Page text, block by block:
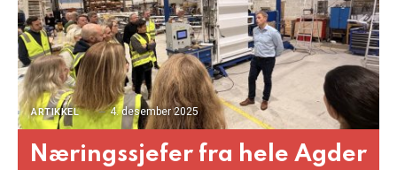
ARTIKKEL 4. desember 2025
Næringssjefer fra hele Agder